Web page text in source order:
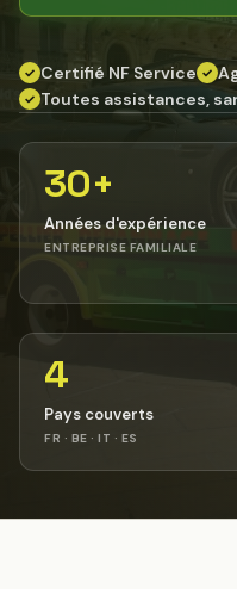
✓ Certifié NF Service ✓
✓ Toutes assistances,
30+
Années d'expérience
ENTREPRISE FAMILIALE
4
Pays couverts
FR · BE · IT · ES